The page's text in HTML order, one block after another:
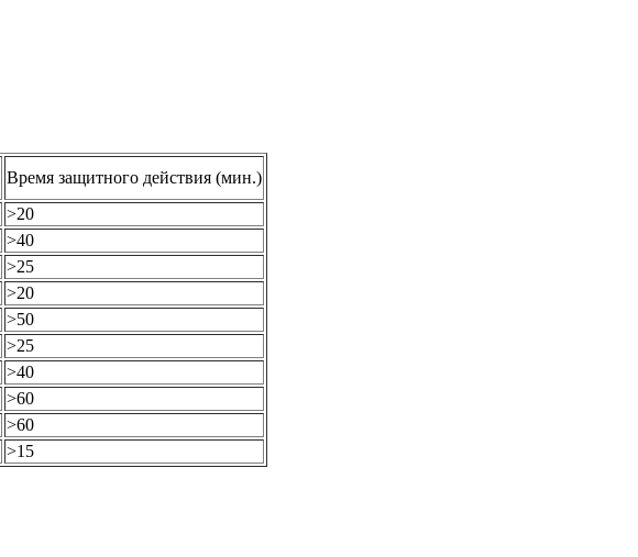
Время защитного действия (мин.)
>20
>40
>25
>20
>50
>25
>40
>60
>60
>15